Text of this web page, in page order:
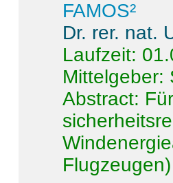
FAMOS²
Dr. rer. nat.
Laufzeit:
Mittelgeber:
Abstract: